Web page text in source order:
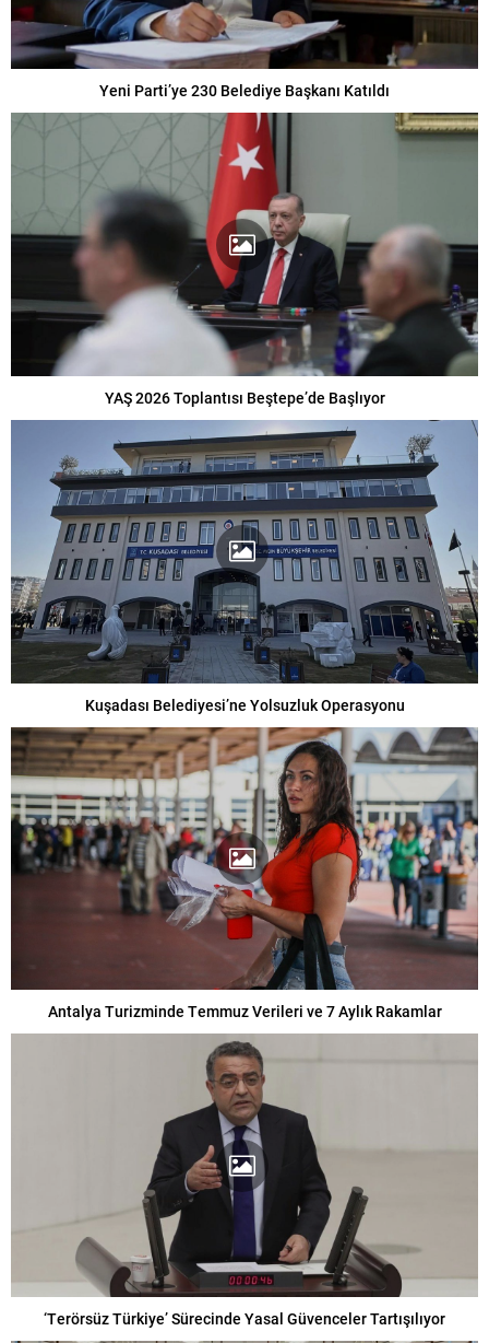
Yeni Parti’ye 230 Belediye Başkanı Katıldı
YAŞ 2026 Toplantısı Beştepe’de Başlıyor
Kuşadası Belediyesi’ne Yolsuzluk Operasyonu
Antalya Turizminde Temmuz Verileri ve 7 Aylık Rakamlar
‘Terörsüz Türkiye’ Sürecinde Yasal Güvenceler Tartışılıyor